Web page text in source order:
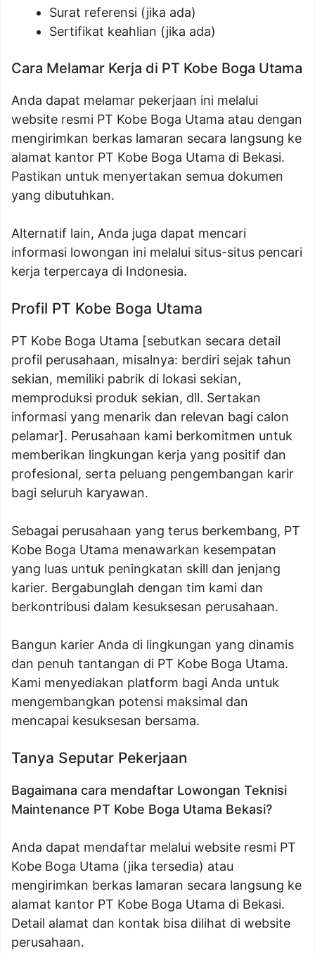
Surat referensi (jika ada)
Sertifikat keahlian (jika ada)
Cara Melamar Kerja di PT Kobe Boga Utama
Anda dapat melamar pekerjaan ini melalui
website resmi PT Kobe Boga Utama atau dengan
mengirimkan berkas lamaran secara langsung ke
alamat kantor PT Kobe Boga Utama di Bekasi.
Pastikan untuk menyertakan semua dokumen
yang dibutuhkan.
Alternatif lain, Anda juga dapat mencari
informasi lowongan ini melalui situs-situs pencari
kerja terpercaya di Indonesia.
Profil PT Kobe Boga Utama
PT Kobe Boga Utama [sebutkan secara detail
profil perusahaan, misalnya: berdiri sejak tahun
sekian, memiliki pabrik di lokasi sekian,
memproduksi produk sekian, dll. Sertakan
informasi yang menarik dan relevan bagi calon
pelamar]. Perusahaan kami berkomitmen untuk
memberikan lingkungan kerja yang positif dan
profesional, serta peluang pengembangan karir
bagi seluruh karyawan.
Sebagai perusahaan yang terus berkembang, PT
Kobe Boga Utama menawarkan kesempatan
yang luas untuk peningkatan skill dan jenjang
karier. Bergabunglah dengan tim kami dan
berkontribusi dalam kesuksesan perusahaan.
Bangun karier Anda di lingkungan yang dinamis
dan penuh tantangan di PT Kobe Boga Utama.
Kami menyediakan platform bagi Anda untuk
mengembangkan potensi maksimal dan
mencapai kesuksesan bersama.
Tanya Seputar Pekerjaan
Bagaimana cara mendaftar Lowongan Teknisi
Maintenance PT Kobe Boga Utama Bekasi?
Anda dapat mendaftar melalui website resmi PT
Kobe Boga Utama (jika tersedia) atau
mengirimkan berkas lamaran secara langsung ke
alamat kantor PT Kobe Boga Utama di Bekasi.
Detail alamat dan kontak bisa dilihat di website
perusahaan.